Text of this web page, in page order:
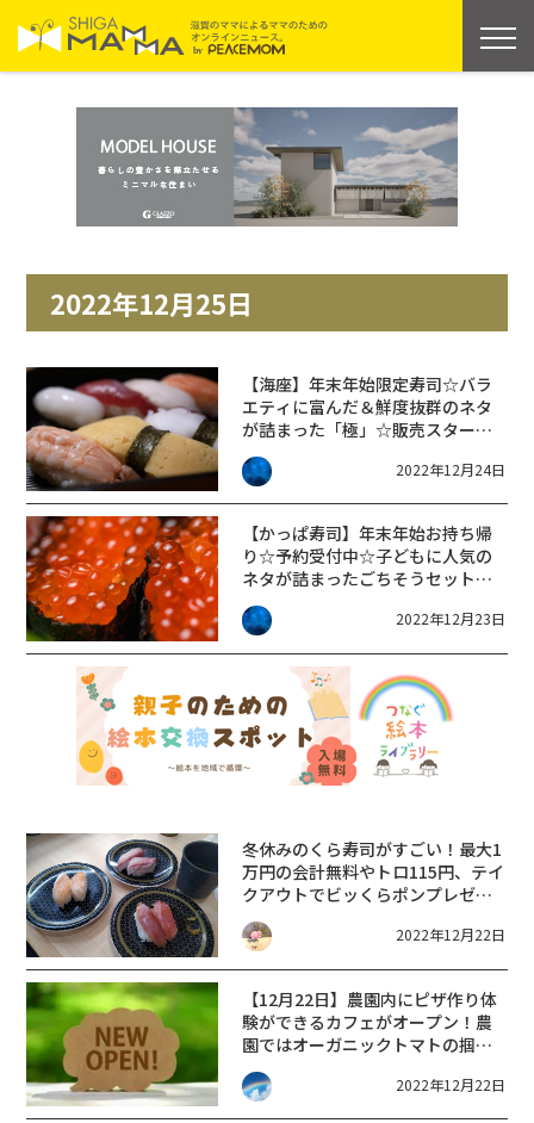
2022年12月25日
【海座】年末年始限定寿司☆バラ
エティに富んだ＆鮮度抜群のネタ
が詰まった「極」☆販売スタート
【～1/9】
2022年12月24日
【かっぱ寿司】年末年始お持ち帰
り☆予約受付中☆子どもに人気の
ネタが詰まったごちそうセットが
お手頃価格【～1/9限定販売】
2022年12月23日
冬休みのくら寿司がすごい！最大1
万円の会計無料やトロ115円、テイ
クアウトでビッくらポンプレゼン
トなどお得企画5連発!
【12/21~1/3】サンタからの贈り物
2022年12月22日
【12月22日】農園内にピザ作り体
験ができるカフェがオープン！農
園ではオーガニックトマトの掴み
取りもできます♪☆BIWAKO
AQUA PONICS☆
2022年12月22日